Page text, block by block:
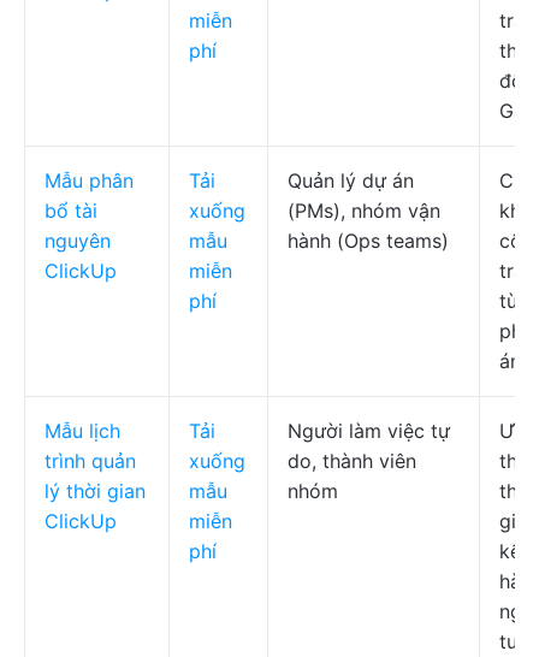
miễn
phí
tra,
độ
Mẫu phân
bổ tài
nguyên
ClickUp
Tải
xuống
mẫu
miễn
phí
Quản lý dự án
(PMs), nhóm vận
hành (Ops teams)
tùy
án
Mẫu lịch
trình quản
lý thời gian
ClickUp
Tải
xuống
mẫu
miễn
phí
Người làm việc tự
do, thành viên
nhóm
thời
kế
tuần